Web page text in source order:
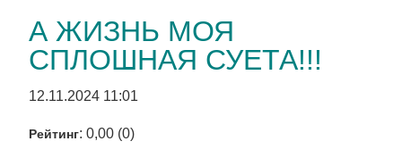
А ЖИЗНЬ МОЯ
СПЛОШНАЯ СУЕТА!!!
12.11.2024 11:01
Рейтинг: 0,00 (0)